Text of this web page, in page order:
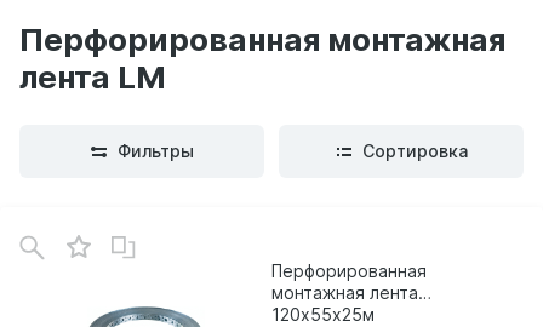
Перфорированная монтажная
лента LM
Фильтры Сортировка
Перфорированная
монтажная лента
120х55х25м